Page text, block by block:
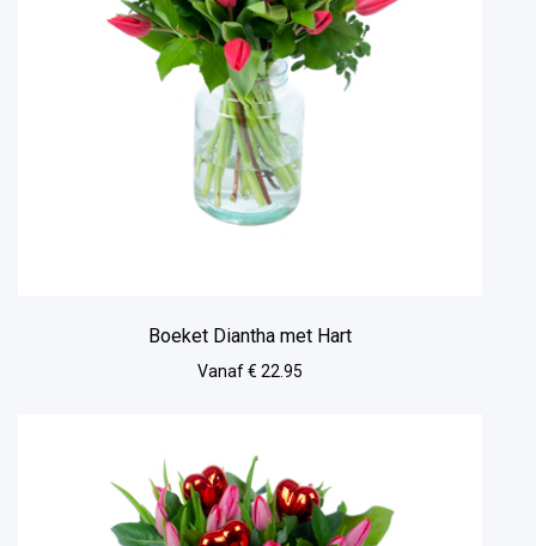
Boeket Diantha met Hart
Vanaf € 22.95